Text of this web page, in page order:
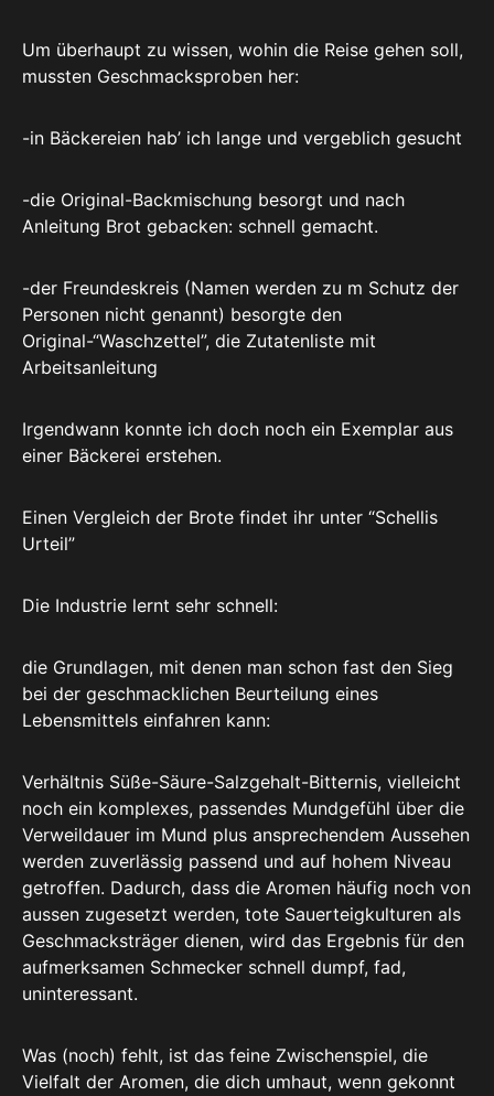
Um überhaupt zu wissen, wohin die Reise gehen soll,
mussten Geschmacksproben her:
-in Bäckereien hab’ ich lange und vergeblich gesucht
-die Original-Backmischung besorgt und nach
Anleitung Brot gebacken: schnell gemacht.
-der Freundeskreis (Namen werden zu m Schutz der
Personen nicht genannt) besorgte den
Original-“Waschzettel”, die Zutatenliste mit
Arbeitsanleitung
Irgendwann konnte ich doch noch ein Exemplar aus
einer Bäckerei erstehen.
Einen Vergleich der Brote findet ihr unter “Schellis
Urteil”
Die Industrie lernt sehr schnell:
die Grundlagen, mit denen man schon fast den Sieg
bei der geschmacklichen Beurteilung eines
Lebensmittels einfahren kann:
Verhältnis Süße-Säure-Salzgehalt-Bitternis, vielleicht
noch ein komplexes, passendes Mundgefühl über die
Verweildauer im Mund plus ansprechendem Aussehen
werden zuverlässig passend und auf hohem Niveau
getroffen. Dadurch, dass die Aromen häufig noch von
aussen zugesetzt werden, tote Sauerteigkulturen als
Geschmacksträger dienen, wird das Ergebnis für den
aufmerksamen Schmecker schnell dumpf, fad,
uninteressant.
Was (noch) fehlt, ist das feine Zwischenspiel, die
Vielfalt der Aromen, die dich umhaut, wenn gekonnt